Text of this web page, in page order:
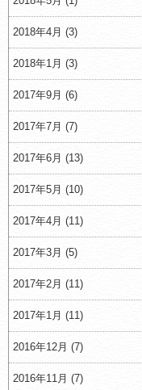
2018年4月 (3)
2018年1月 (3)
2017年9月 (6)
2017年7月 (7)
2017年6月 (13)
2017年5月 (10)
2017年4月 (11)
2017年3月 (5)
2017年2月 (11)
2017年1月 (11)
2016年12月 (7)
2016年11月 (7)